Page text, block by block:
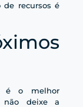
de recursos é
é o melhor
não deixe a